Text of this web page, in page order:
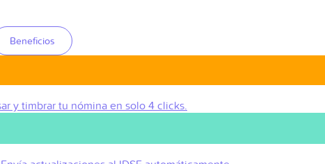
Beneficios
y timbrar tu nómina en solo 4 clicks.